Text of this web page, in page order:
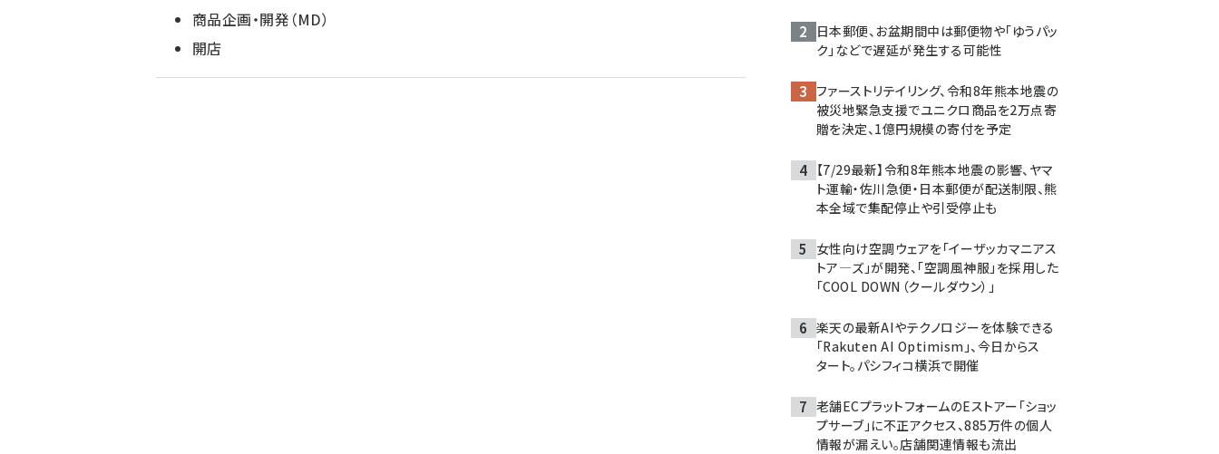
商品企画・開発（MD）
開店
日本郵便、お盆期間中は郵便物や「ゆうパッ
ク」などで遅延が発生する可能性
ファーストリテイリング、令和8年熊本地震の
被災地緊急支援でユニクロ商品を2万点寄
贈を決定、1億円規模の寄付を予定
【7/29最新】令和8年熊本地震の影響、ヤマ
ト運輸・佐川急便・日本郵便が配送制限、熊
本全域で集配停止や引受停止も
女性向け空調ウェアを「イーザッカマニアス
トア―ズ」が開発、「空調風神服」を採用した
「COOL DOWN（クールダウン）」
楽天の最新AIやテクノロジーを体験できる
「Rakuten AI Optimism」、今日からス
タート。パシフィコ横浜で開催
老舗ECプラットフォームのEストアー「ショッ
プサーブ」に不正アクセス、885万件の個人
情報が漏えい。店舗関連情報も流出